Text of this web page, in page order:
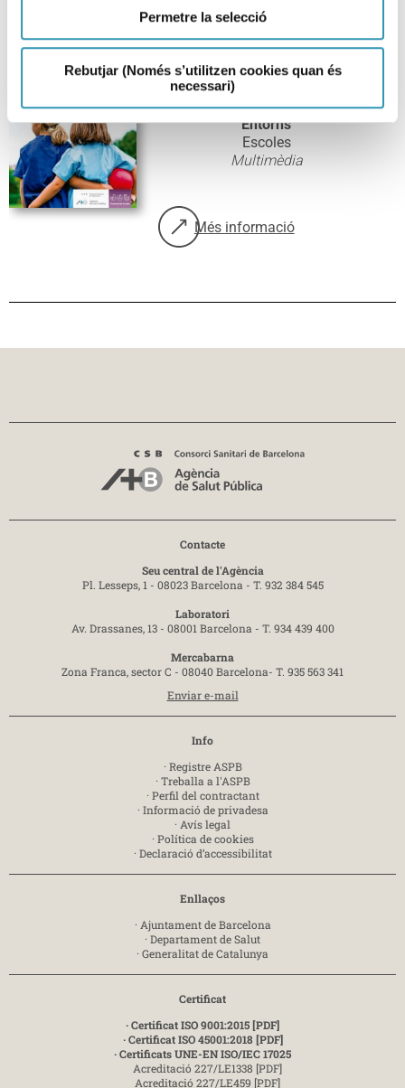
Permetre la selecció
Rebutjar (Només s’utilitzen cookies quan és
necessari)
Polls. Informació per a
famílies i escoles
Etapes de la vida
Infància
Entorns
Escoles
Multimèdia
Més informació
sobre: Polls. Informació per a
Contacte
Seu central de l'Agència
Pl. Lesseps, 1 - 08023 Barcelona - T. 932 384 545
Laboratori
Av. Drassanes, 13 - 08001 Barcelona - T. 934 439 400
Mercabarna
Zona Franca, sector C - 08040 Barcelona- T. 935 563 341
Enviar e-mail
Info
· Registre ASPB
· Treballa a l'ASPB
· Perfil del contractant
· Informació de privadesa
· Avís legal
· Política de cookies
· Declaració d’accessibilitat
Enllaços
· Ajuntament de Barcelona
· Departament de Salut
· Generalitat de Catalunya
Certificat
· Certificat ISO 9001:2015 [PDF]
· Certificat ISO 45001:2018 [PDF]
· Certificats UNE-EN ISO/IEC 17025
Acreditació 227/LE1338 [PDF]
Acreditació 227/LE459 [PDF]